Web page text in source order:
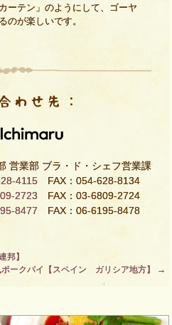
ーテン」のようにして、ゴーヤ
のが楽しいです。
営業部 ブラ・ド・シェフ営業課
4115FAX：054-628-8134
2723 FAX：03-6809-2724
8477 FAX：06-6195-8478
邦】
ポークパイ【スペイン ガリシア地方】
→